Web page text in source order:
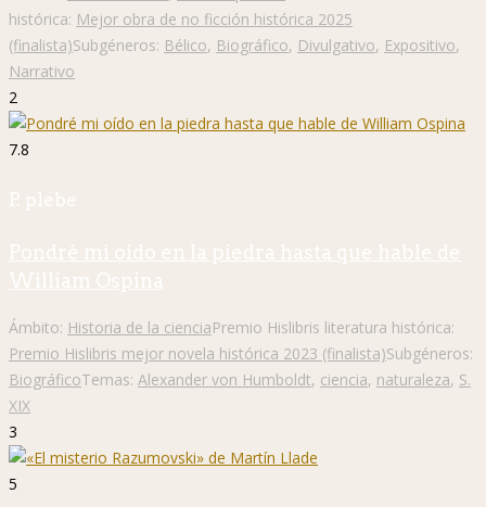
histórica: Mejor obra de no ficción histórica 2025
(finalista)Subgéneros: Bélico, Biográfico, Divulgativo, Expositivo,
Narrativo
2
7.8
P. plebe
Pondré mi oído en la piedra hasta que hable de
William Ospina
Ámbito: Historia de la cienciaPremio Hislibris literatura histórica:
Premio Hislibris mejor novela histórica 2023 (finalista)Subgéneros:
BiográficoTemas: Alexander von Humboldt, ciencia, naturaleza, S.
XIX
3
5